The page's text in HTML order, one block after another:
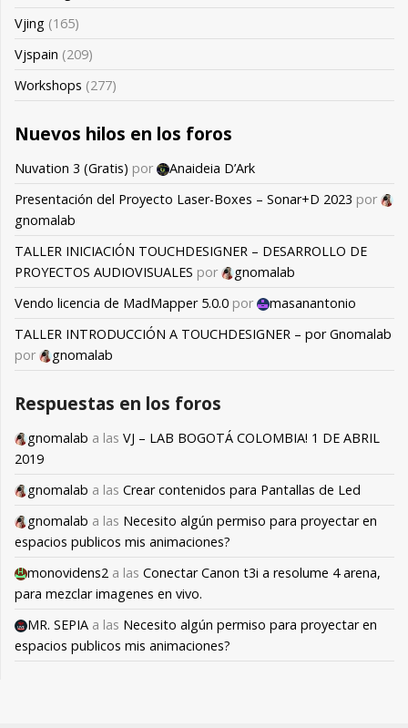
Vjing (165)
Vjspain (209)
Workshops (277)
Nuevos hilos en los foros
Nuvation 3 (Gratis) por
Anaideia D’Ark
Presentación del Proyecto Laser-Boxes – Sonar+D 2023 por
gnomalab
TALLER INICIACIÓN TOUCHDESIGNER – DESARROLLO DE
PROYECTOS AUDIOVISUALES por
gnomalab
Vendo licencia de MadMapper 5.0.0 por
masanantonio
TALLER INTRODUCCIÓN A TOUCHDESIGNER – por Gnomalab
por
gnomalab
Respuestas en los foros
gnomalab a las VJ – LAB BOGOTÁ COLOMBIA! 1 DE ABRIL
2019
gnomalab a las Crear contenidos para Pantallas de Led
gnomalab a las Necesito algún permiso para proyectar en
espacios publicos mis animaciones?
monovidens2 a las Conectar Canon t3i a resolume 4 arena,
para mezclar imagenes en vivo.
MR. SEPIA a las Necesito algún permiso para proyectar en
espacios publicos mis animaciones?